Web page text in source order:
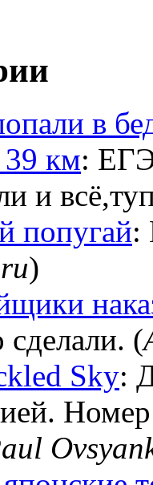
в
км:
и
попугай:
)
сделали. (
Sky: